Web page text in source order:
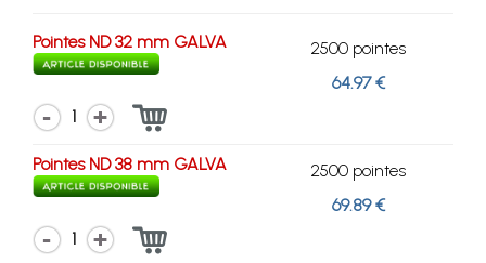
Pointes ND 32 mm GALVA
2500 pointes
64.97 €
1
Pointes ND 38 mm GALVA
2500 pointes
69.89 €
1